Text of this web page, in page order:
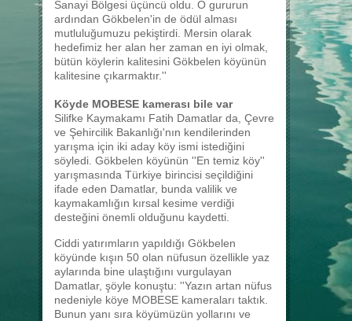
Sanayi Bölgesi üçüncü oldu. O gururun
ardından Gökbelen'in de ödül alması
mutluluğumuzu pekiştirdi. Mersin olarak
hedefimiz her alan her zaman en iyi olmak,
bütün köylerin kalitesini Gökbelen köyünün
kalitesine çıkarmaktır.''
Köyde MOBESE kamerası bile var
Silifke Kaymakamı Fatih Damatlar da, Çevre
ve Şehircilik Bakanlığı'nın kendilerinden
yarışma için iki aday köy ismi istediğini
söyledi. Gökbelen köyünün ''En temiz köy''
yarışmasında Türkiye birincisi seçildiğini
ifade eden Damatlar, bunda valilik ve
kaymakamlığın kırsal kesime verdiği
desteğini önemli olduğunu kaydetti.
Ciddi yatırımların yapıldığı Gökbelen
köyünde kışın 50 olan nüfusun özellikle yaz
aylarında bine ulaştığını vurgulayan
Damatlar, şöyle konuştu: ''Yazın artan nüfus
nedeniyle köye MOBESE kameraları taktık.
Bunun yanı sıra köyümüzün yollarını ve